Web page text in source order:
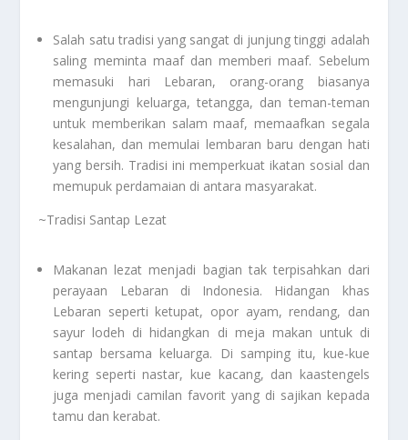
Salah satu tradisi yang sangat di junjung tinggi adalah
saling meminta maaf dan memberi maaf. Sebelum
memasuki hari Lebaran, orang-orang biasanya
mengunjungi keluarga, tetangga, dan teman-teman
untuk memberikan salam maaf, memaafkan segala
kesalahan, dan memulai lembaran baru dengan hati
yang bersih. Tradisi ini memperkuat ikatan sosial dan
memupuk perdamaian di antara masyarakat.
~Tradisi Santap Lezat
Makanan lezat menjadi bagian tak terpisahkan dari
perayaan Lebaran di Indonesia. Hidangan khas
Lebaran seperti ketupat, opor ayam, rendang, dan
sayur lodeh di hidangkan di meja makan untuk di
santap bersama keluarga. Di samping itu, kue-kue
kering seperti nastar, kue kacang, dan kaastengels
juga menjadi camilan favorit yang di sajikan kepada
tamu dan kerabat.